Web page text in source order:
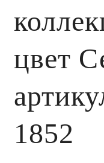
цвет
1852